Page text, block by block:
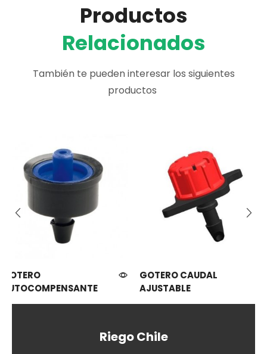
Productos
Relacionados
También te pueden interesar los siguientes
productos
GOTERO
AUTOCOMPENSANTE
GOTERO CAUDAL
AJUSTABLE
Riego Chile